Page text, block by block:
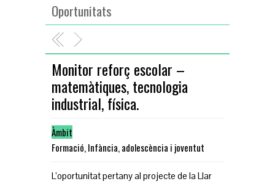
Oportunitats
Monitor reforç escolar –
matemàtiques, tecnologia
industrial, física.
Àmbit
Formació,Infància, adolescència i joventut
L’oportunitat pertany al projecte de la Llar